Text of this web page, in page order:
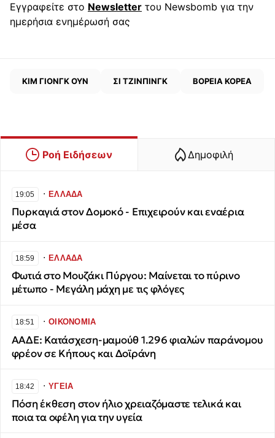
Εγγραφείτε στο Newsletter του Newsbomb για την
ημερήσια ενημέρωσή σας
ΚΙΜ ΓΙΟΝΓΚ ΟΥΝ ΣΙ ΤΖΙΝΠΙΝΓΚ ΒΟΡΕΙΑ ΚΟΡΕΑ
Ροή Ειδήσεων Δημοφιλή
19:05 ∙ΕΛΛΑΔΑ
Πυρκαγιά στον Δομοκό - Επιχειρούν και εναέρια
μέσα
18:59 ∙ΕΛΛΑΔΑ
Φωτιά στο Μουζάκι Πύργου: Μαίνεται το πύρινο
μέτωπο - Μεγάλη μάχη με τις φλόγες
18:51 ∙ΟΙΚΟΝΟΜΙΑ
ΑΑΔΕ: Κατάσχεση-μαμούθ 1.296 φιαλών παράνομου
φρέον σε Κήπους και Δοϊράνη
18:42 ∙ΥΓΕΙΑ
Πόση έκθεση στον ήλιο χρειαζόμαστε τελικά και
ποια τα οφέλη για την υγεία